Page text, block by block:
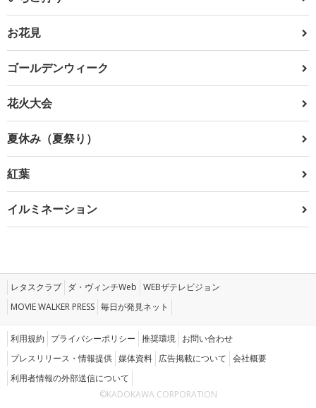
お花見
ゴールデンウィーク
花火大会
夏休み（夏祭り）
紅葉
イルミネーション
レタスクラブ ダ・ヴィンチWeb WEBザテレビジョン
MOVIE WALKER PRESS 毎日が発見ネット
利用規約 プライバシーポリシー 推奨環境 お問い合わせ
プレスリリース・情報提供 媒体資料 広告掲載について 会社概要
利用者情報の外部送信について
©KADOKAWA CORPORATION